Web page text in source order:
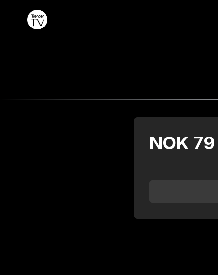
NOK 79